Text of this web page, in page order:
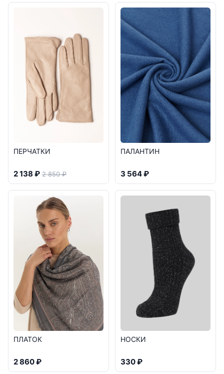
ПЕРЧАТКИ
2 138 ₽ 2 850 ₽
ПАЛАНТИН
3 564 ₽
ПЛАТОК
2 860 ₽
НОСКИ
330 ₽